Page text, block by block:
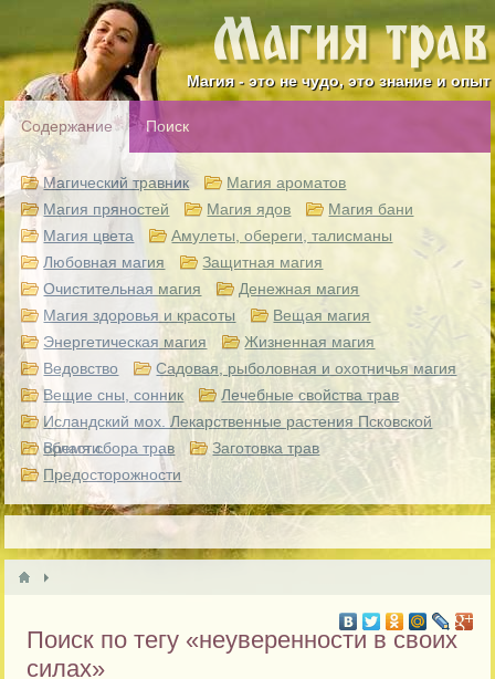
Магия - это не чудо, это знание и опыт
Содержание Поиск
Магический травник
Магия ароматов
Магия пряностей
Магия ядов
Магия бани
Магия цвета
Амулеты, обереги, талисманы
Любовная магия
Защитная магия
Очистительная магия
Денежная магия
Магия здоровья и красоты
Вещая магия
Энергетическая магия
Жизненная магия
Ведовство
Садовая, рыболовная и охотничья магия
Вещие сны, сонник
Лечебные свойства трав
Исландский мох. Лекарственные растения Псковской
области.
Время сбора трав
Заготовка трав
Предосторожности
Поиск по тегу «неуверенности в своих
силах»